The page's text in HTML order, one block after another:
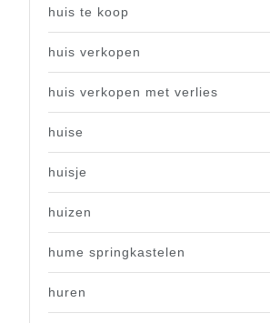
huis te koop
huis verkopen
huis verkopen met verlies
huise
huisje
huizen
hume springkastelen
huren